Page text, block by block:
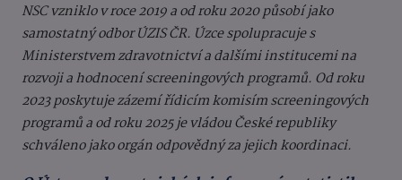
NSC vzniklo v roce 2019 a od roku 2020 působí jako
samostatný odbor ÚZIS ČR. Úzce spolupracuje s
Ministerstvem zdravotnictví a dalšími institucemi na
rozvoji a hodnocení screeningových programů. Od roku
2023 poskytuje zázemí řídicím komisím screeningových
programů a od roku 2025 je vládou České republiky
schváleno jako orgán odpovědný za jejich koordinaci.